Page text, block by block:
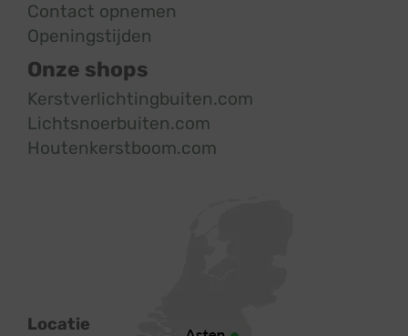
Contact opnemen
Openingstijden
Onze shops
Kerstverlichtingbuiten.com
Lichtsnoerbuiten.com
Houtenkerstboom.com
Locatie